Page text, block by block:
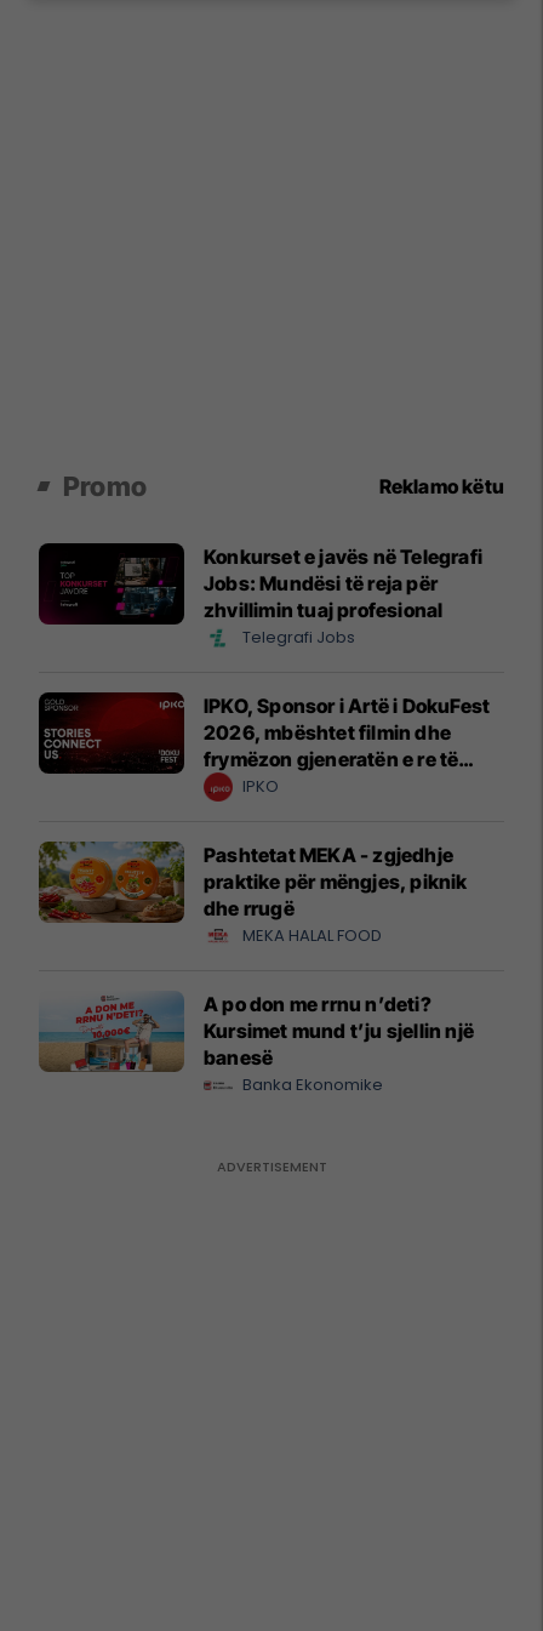
Promo Reklamo këtu
Konkurset e javës në Telegrafi
Jobs: Mundësi të reja për
zhvillimin tuaj profesional
Telegrafi Jobs
IPKO, Sponsor i Artë i DokuFest
2026, mbështet filmin dhe
frymëzon gjeneratën e re të
krijuesve
IPKO
Pashtetat MEKA - zgjedhje
praktike për mëngjes, piknik
dhe rrugë
MEKA HALAL FOOD
A po don me rrnu n’deti?
Kursimet mund t’ju sjellin një
banesë
Banka Ekonomike